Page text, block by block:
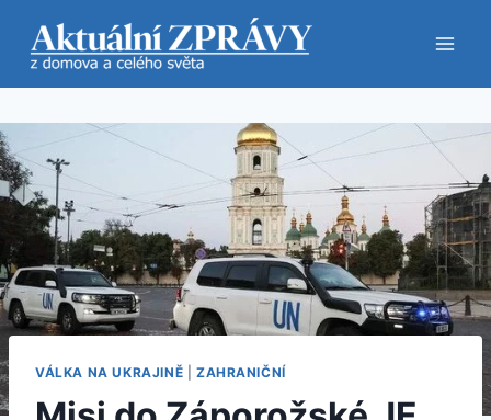
obsah
VÁLKA NA UKRAJINĚ ZAHRANIČNÍ